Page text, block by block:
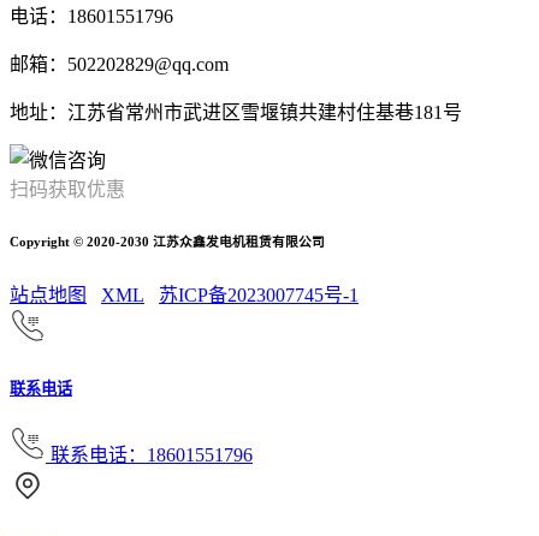
电话：18601551796
邮箱：502202829@qq.com
地址：江苏省常州市武进区雪堰镇共建村住基巷181号
扫码获取优惠
Copyright © 2020-2030 江苏众鑫发电机租赁有限公司
站点地图 XML 苏ICP备2023007745号-1
联系电话
联系电话：18601551796